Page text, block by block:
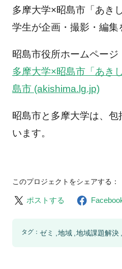
多摩大学×昭島市「あき
学生が企画・撮影・編集
昭島市役所ホームページ
多摩大学×昭島市「あき
島市 (akishima.lg.jp)
昭島市と多摩大学は、
います。
このプロジェクトをシェアする：
ポストする
タグ： ゼミ 地域 地域課題解決